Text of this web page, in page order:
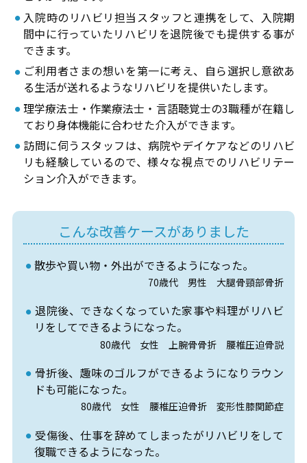
入院時のリハビリ担当スタッフと連携をして、入院期
間中に行っていたリハビリを退院後でも提供する事が
できます。
ご利用者さまの想いを第一に考え、自ら選択し意欲あ
る生活が送れるようなリハビリを提供いたします。
理学療法士・作業療法士・言語聴覚士の3職種が在籍し
ており身体機能に合わせた介入ができます。
訪問に伺うスタッフは、病院やデイケアなどのリハビ
リも経験しているので、様々な視点でのリハビリテー
ション介入ができます。
こんな改善ケースがありました
散歩や買い物・外出ができるようになった。
70歳代 男性 大腿骨頸部骨折
退院後、できなくなっていた家事や料理がリハビ
リをしてできるようになった。
80歳代 女性 上腕骨骨折 腰椎圧迫骨説
骨折後、趣味のゴルフができるようになりラウン
ドも可能になった。
80歳代 女性 腰椎圧迫骨折 変形性膝関節症
受傷後、仕事を辞めてしまったがリハビリをして
復職できるようになった。